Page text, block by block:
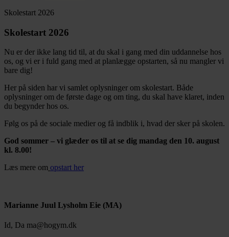
Skolestart 2026
Skolestart 2026
Nu er der ikke lang tid til, at du skal i gang med din uddannelse hos
os, og vi er i fuld gang med at planlægge opstarten, så nu mangler vi
bare dig!
Her på siden har vi samlet oplysninger om skolestart. Både
oplysninger om de første dage og om ting, du skal have klaret, inden
du begynder hos os.
Følg os på de sociale medier og få indblik i, hvad der sker på skolen.
God sommer – vi glæder os til at se dig mandag den 10. august
kl. 8.00!
Læs mere om opstart her
Marianne Juul Lysholm Eie (MA)
Id, Da ma@hogym.dk